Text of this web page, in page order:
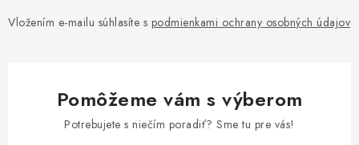
Vložením e-mailu súhlasíte s podmienkami ochrany osobných údajov
Pomôžeme vám s výberom
Potrebujete s niečím poradiť? Sme tu pre vás!